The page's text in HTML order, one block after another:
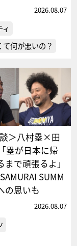
2026.08.07
て何が悪いの？
＞八村塁×田
塁が日本に帰
まで頑張るよ」
SUMM
の思いも
2026.08.07